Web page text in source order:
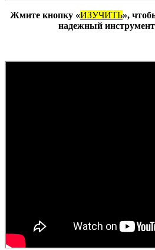
Жмите кнопку «ИЗУЧИТЬ»,
надежный